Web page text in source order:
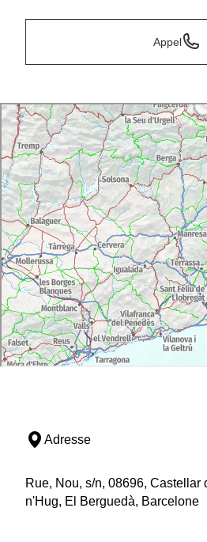
Appel
Adresse
Rue, Nou, s/n, 08696, Castellar
n'Hug, El Berguedà, Barcelone